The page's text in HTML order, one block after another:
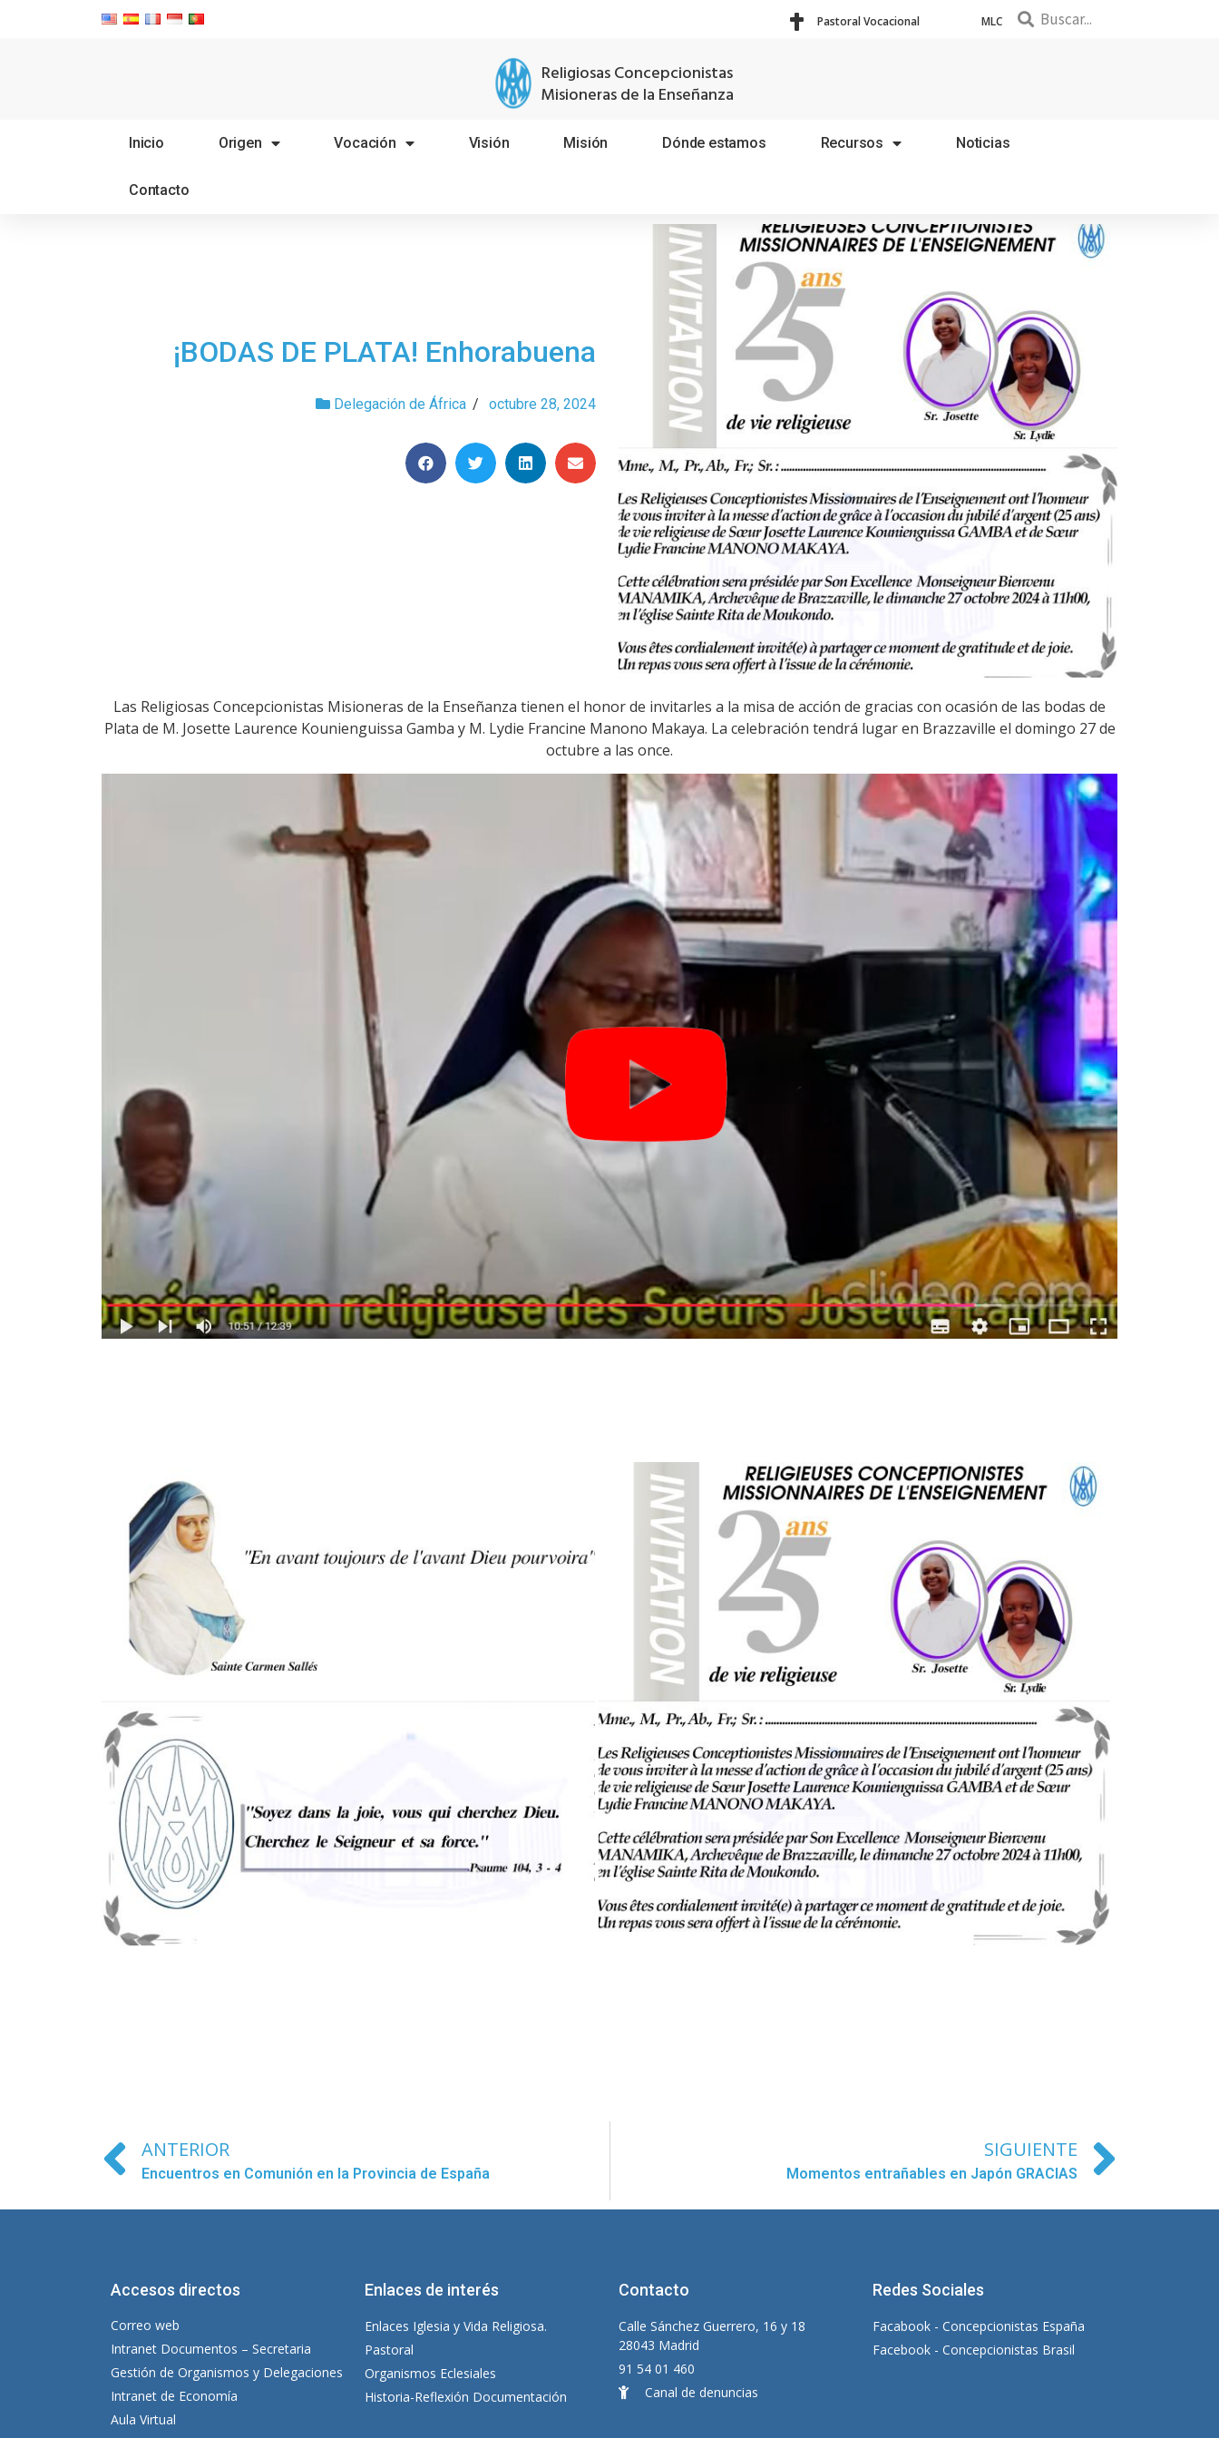
Pastoral Vocacional MLC
Religiosas Concepcionistas
Misioneras de la Enseñanza
Inicio Origen Vocación Visión Misión Dónde estamos Recursos Noticias
Contacto
¡BODAS DE PLATA! Enhorabuena
Delegación de África / octubre 28, 2024
Las Religiosas Concepcionistas Misioneras de la Enseñanza tienen el honor de invitarles a la misa de acción de gracias con ocasión de las bodas de
Plata de M. Josette Laurence Kounienguissa Gamba y M. Lydie Francine Manono Makaya. La celebración tendrá lugar en Brazzaville el domingo 27 de
octubre a las once.
ANTERIOR
Encuentros en Comunión en la Provincia de España
SIGUIENTE
Momentos entrañables en Japón GRACIAS
Accesos directos
Correo web
Intranet Documentos – Secretaria
Gestión de Organismos y Delegaciones
Intranet de Economía
Aula Virtual
Enlaces de interés
Enlaces Iglesia y Vida Religiosa.
Pastoral
Organismos Eclesiales
Historia-Reflexión Documentación
Contacto
Calle Sánchez Guerrero, 16 y 18
28043 Madrid
91 54 01 460
Canal de denuncias
Redes Sociales
Facabook - Concepcionistas España
Facebook - Concepcionistas Brasil